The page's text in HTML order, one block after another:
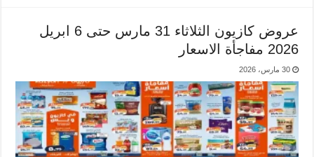
عروض كازيون الثلاثاء 31 مارس حتى 6 ابريل
2026 مفاجأة الاسعار
30 مارس، 2026